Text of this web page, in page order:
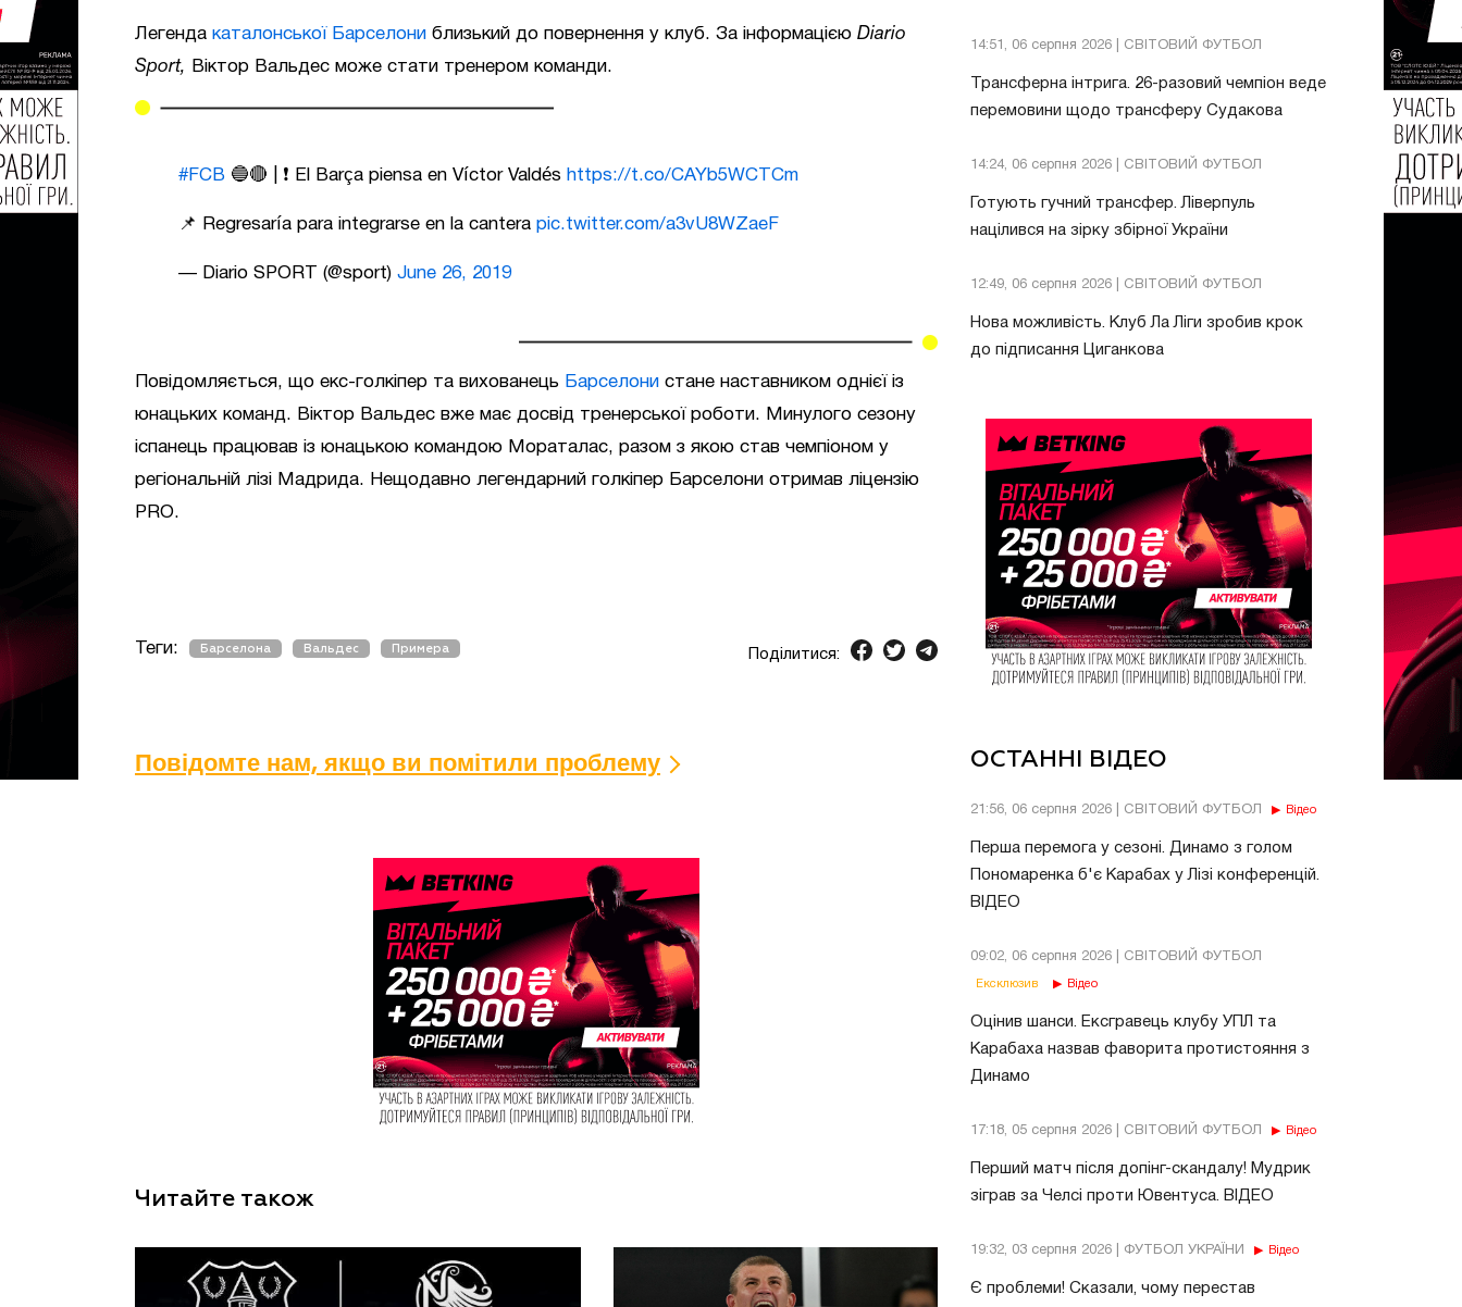
14:51, 06 серпня 2026 | СВІТОВИЙ ФУТБОЛ
Трансферна інтрига. 26-разовий чемпіон веде
перемовини щодо трансферу Судакова
14:24, 06 серпня 2026 | СВІТОВИЙ ФУТБОЛ
Готують гучний трансфер. Ліверпуль
націлився на зірку збірної України
12:49, 06 серпня 2026 | СВІТОВИЙ ФУТБОЛ
Нова можливість. Клуб Ла Ліги зробив крок
до підписання Циганкова
ОСТАННІ ВІДЕО
21:56, 06 серпня 2026 | СВІТОВИЙ ФУТБОЛ Відео
Перша перемога у сезоні. Динамо з голом
Пономаренка б'є Карабах у Лізі конференцій.
ВІДЕО
09:02, 06 серпня 2026 | СВІТОВИЙ ФУТБОЛ
Ексклюзив Відео
Оцінив шанси. Ексгравець клубу УПЛ та
Карабаха назвав фаворита протистояння з
Динамо
17:18, 05 серпня 2026 | СВІТОВИЙ ФУТБОЛ Відео
Перший матч після допінг-скандалу! Мудрик
зіграв за Челсі проти Ювентуса. ВІДЕО
19:32, 03 серпня 2026 | ФУТБОЛ УКРАЇНИ Відео
Є проблеми! Сказали, чому перестав
Легенда каталонської Барселони близький до повернення у клуб. За інформацією Diario
Sport,
Віктор Вальдес може стати тренером команди.
#FCB 🔵🔴 | ❗ El Barça piensa en Víctor Valdés https://t.co/CAYb5WCTCm
📌 Regresaría para integrarse en la cantera pic.twitter.com/a3vU8WZaeF
— Diario SPORT (@sport) June 26, 2019
Повідомляється, що екс-голкіпер та вихованець Барселони стане наставником однієї із
юнацьких команд. Віктор Вальдес вже має досвід тренерської роботи. Минулого сезону
іспанець працював із юнацькою командою Мораталас, разом з якою став чемпіоном у
регіональній лізі Мадрида. Нещодавно легендарний голкіпер Барселони отримав ліцензію
PRO.
Теги: Барселона Вальдес Примера Поділитися:
Повідомте нам, якщо ви помітили проблему
Читайте також